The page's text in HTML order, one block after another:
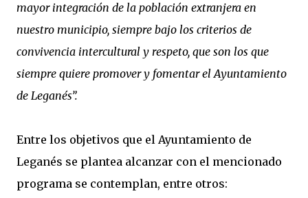
mayor integración de la población extranjera en
nuestro municipio, siempre bajo los criterios de
convivencia intercultural y respeto, que son los que
siempre quiere promover y fomentar el Ayuntamiento
de Leganés”.
Entre los objetivos que el Ayuntamiento de
Leganés se plantea alcanzar con el mencionado
programa se contemplan, entre otros: